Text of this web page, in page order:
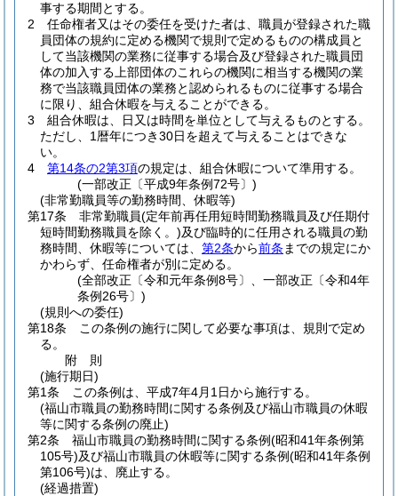
事する期間とする。
2
任命権者又はその委任を受けた者は、職員が登録された職
員団体の規約に定める機関で規則で定めるものの構成員と
して当該機関の業務に従事する場合及び登録された職員団
体の加入する上部団体のこれらの機関に相当する機関の業
務で当該職員団体の業務と認められるものに従事する場合
に限り、組合休暇を与えることができる。
3
組合休暇は、日又は時間を単位として与えるものとする。
ただし、1暦年につき30日を超えて与えることはできな
い。
4
第14条の2第3項の規定は、組合休暇について準用する。
(一部改正〔平成9年条例72号〕)
(非常勤職員等の勤務時間、休暇等)
第17条
非常勤職員(定年前再任用短時間勤務職員及び任期付
短時間勤務職員を除く。)及び臨時的に任用される職員の勤
務時間、休暇等については、 第2条から前条 までの規定にか
かわらず、任命権者が別に定める。
(全部改正〔令和元年条例8号〕、一部改正〔令和4年
条例26号〕)
(規則への委任)
第18条
この条例の施行に関して必要な事項は、規則で定め
る。
附 則
(施行期日)
第1条
この条例は、平成7年4月1日から施行する。
(福山市職員の勤務時間に関する条例及び福山市職員の休暇
等に関する条例の廃止)
第2条
福山市職員の勤務時間に関する条例(昭和41年条例第
105号)及び福山市職員の休暇等に関する条例(昭和41年条例
第106号)は、廃止する。
(経過措置)